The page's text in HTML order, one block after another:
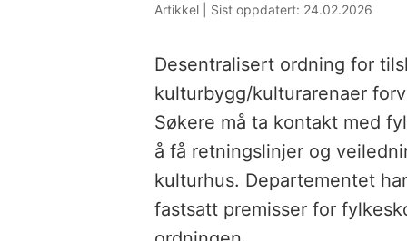
Artikkel | Sist oppdatert: 24.02.2026
Desentralisert ordning for
kulturbygg/kulturarenaer
Søkere må ta kontakt med
å få retningslinjer og
kulturhus. Departementet
fastsatt premisser for